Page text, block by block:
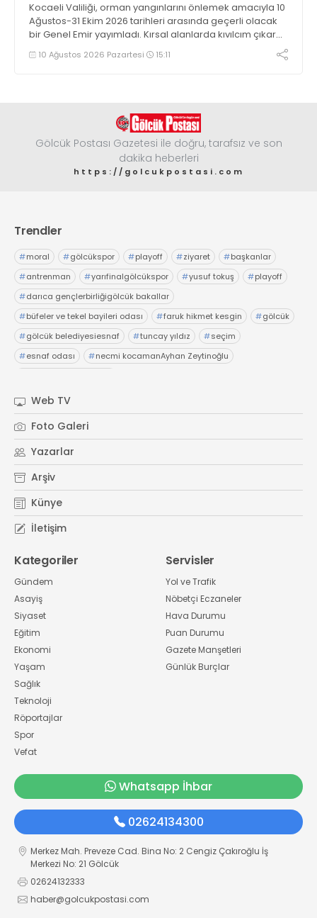
Kocaeli Valiliği, orman yangınlarını önlemek amacıyla 10
Ağustos-31 Ekim 2026 tarihleri arasında geçerli olacak
bir Genel Emir yayımladı. Kırsal alanlarda kıvılcım çıkaran
makine kullanacak kişilerin önceden kolluk kuvvetlerine
bildirim yapması ve yanlarında 6 kilogramlık yangın tüpü
10 Ağustos 2026 Pazartesi 15:11
Gölcük Postası Gazetesi ile doğru, tarafsız ve son
dakika heberleri
https://golcukpostasi.com
Trendler
#moral #gölcükspor #playoff #ziyaret #başkanlar
#antrenman #yarıfinalgölcükspor #yusuf tokuş #playoff
#darıca gençlerbirliğigölcük bakallar
#büfeler ve tekel bayileri odası #faruk hikmet kesgin #gölcük
#gölcük belediyesiesnaf #tuncay yıldız #seçim
#esnaf odası #necmi kocamanAyhan Zeytinoğlu
Web TV
Foto Galeri
Yazarlar
Arşiv
Künye
İletişim
Kategoriler
Gündem
Asayiş
Siyaset
Eğitim
Ekonomi
Yaşam
Sağlık
Teknoloji
Röportajlar
Spor
Vefat
Servisler
Yol ve Trafik
Nöbetçi Eczaneler
Hava Durumu
Puan Durumu
Gazete Manşetleri
Günlük Burçlar
Whatsapp İhbar
02624134300
Merkez Mah. Preveze Cad. Bina No: 2 Cengiz Çakıroğlu İş
Merkezi No: 21 Gölcük
02624132333
haber@golcukpostasi.com